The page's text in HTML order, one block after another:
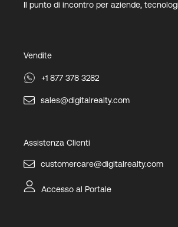
Il punto di incontro per aziende,
Vendite
+1 877 378 3282
sales@digitalrealty.com
Assistenza Clienti
customercare@digitalrealty.com
Accesso al Portale